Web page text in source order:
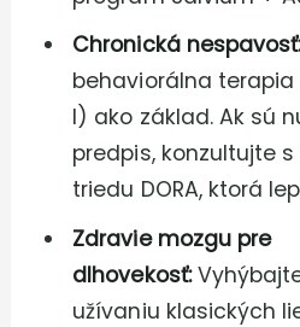
Chronická nespavosť:
behaviorálna
I) ako základ. Ak sú
predpis, konzultujte
triedu DORA, ktorá
Zdravie mozgu pre
dlhovekosť:
užívaniu klasických